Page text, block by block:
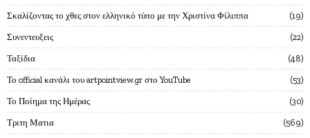
Σκαλίζοντας το χθες στον ελληνικό τύπο με την Χριστίνα Φίλιππα 19
Συνεντευξεις 22
Ταξίδια 48
Το official κανάλι του artpointview.gr στο YouTube 53
Το Ποίημα της Ημέρας 30
Τριτη Ματια 569